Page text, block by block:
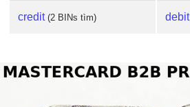
credit (2 BINs tìm) debit